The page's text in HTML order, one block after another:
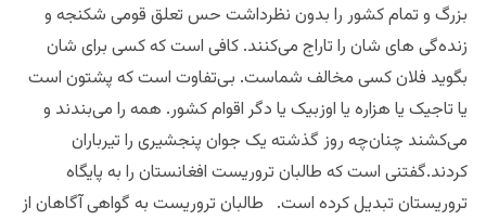
بزرگ و تمام کشور را بدون نظرداشت حس تعلق قومی شکنجه و
زنده‌گی های شان را تاراج می‌کنند. کافی است که کسی برای شان
بگوید فلان کسی مخالف شماست. بی‌تفاوت است که پشتون است
یا تاجیک یا هزاره یا اوزبیک یا دگر اقوام کشور. همه را می‌بندند و
می‌کشند چنان‌چه روز گذشته یک‌ جوان پنجشیری را تیرباران
کردند.گفتنی است که طالبان تروریست افغانستان را به پایگاه
تروریستان تبدیل کرده است. طالبان تروریست به گواهی آگاهان از